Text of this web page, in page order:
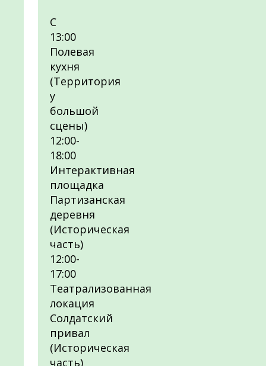
С
13:00
Полевая
кухня
(Территория
у
большой
сцены)
12:00-
18:00
Интерактивная
площадка
Партизанская
деревня
(Историческая
часть)
12:00-
17:00
Театрализованная
локация
Солдатский
привал
(Историческая
часть)